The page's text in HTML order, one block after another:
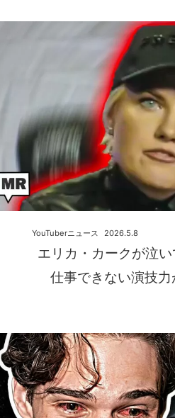
エリカ・カークが泣
仕事できない演技
2026.5.8
YouTuberニュース